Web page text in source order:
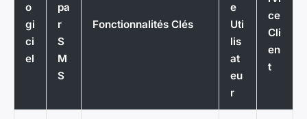
o
gi
ci
el
pa
r
S
M
S
Fonctionnalités Clés
e
Uti
lis
at
eu
r
ce
Cli
en
t